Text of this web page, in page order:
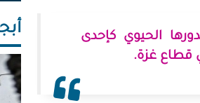
الحيوي كإحدى
قطاع غزة.